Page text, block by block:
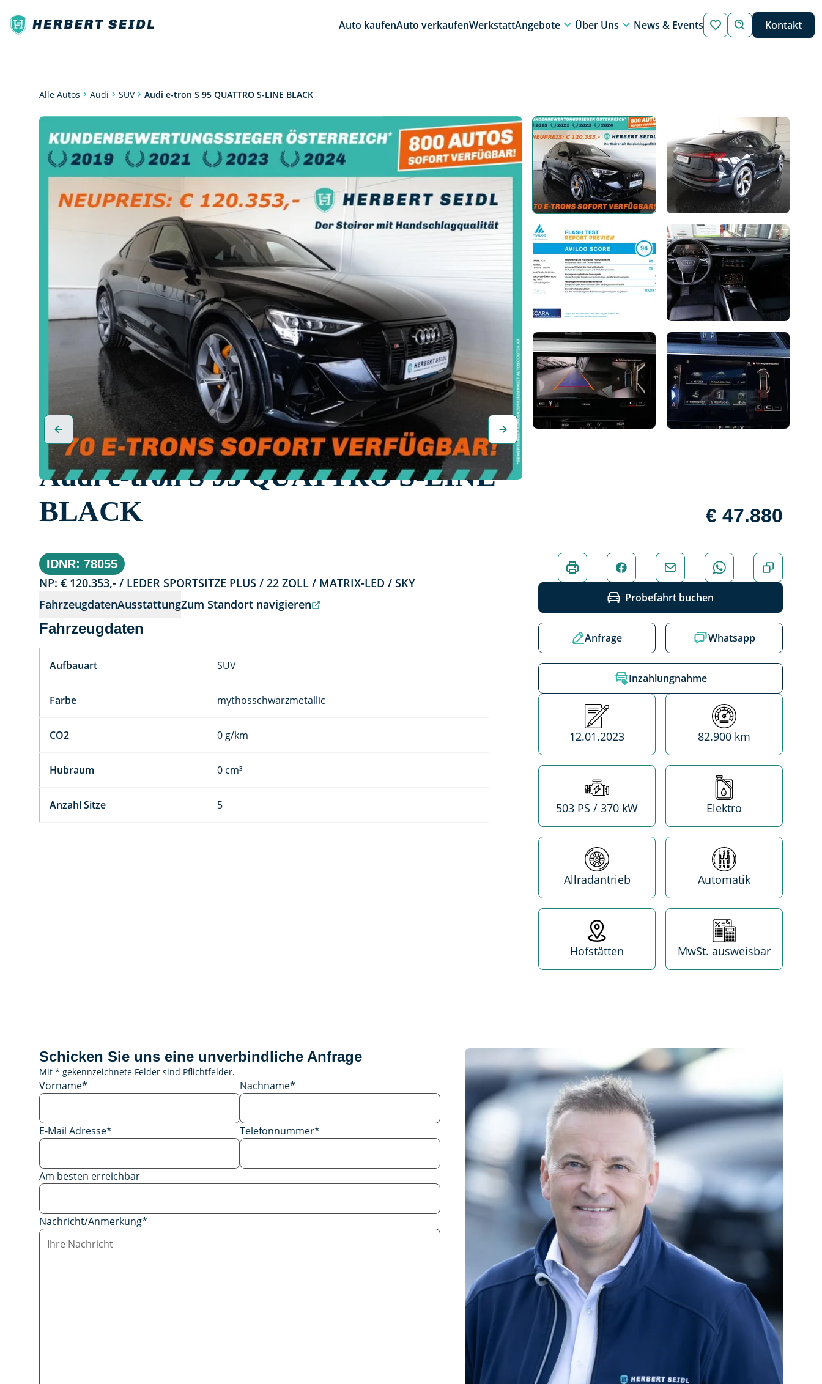
Auto kaufenAuto verkaufenWerkstattAngebote Über Uns News & Events Kontakt
Alle Autos Audi SUV Audi e-tron S 95 QUATTRO S-LINE BLACK
Audi e-tron S 95 QUATTRO S-LINE
BLACK
€ 47.880
IDNR: 78055
NP: € 120.353,- / LEDER SPORTSITZE PLUS / 22 ZOLL / MATRIX-LED / SKY
FahrzeugdatenAusstattungZum Standort navigieren
Fahrzeugdaten
Aufbauart SUV
Farbe mythosschwarzmetallic
CO2 0 g/km
Hubraum 0 cm³
Anzahl Sitze 5
Probefahrt buchen
Anfrage Whatsapp
Inzahlungnahme
Erstzulassung
12.01.2023
Kilometerstand
82.900 km
Leistung
503 PS / 370 kW
Treibstoff
Elektro
Antrieb
Allradantrieb
Getriebe
Automatik
Standort
Hofstätten
MwSt. absetzbar
MwSt. ausweisbar
Schicken Sie uns eine unverbindliche Anfrage
Mit * gekennzeichnete Felder sind Pflichtfelder.
Vorname* Nachname*
E-Mail Adresse* Telefonnummer*
Am besten erreichbar
Nachricht/Anmerkung*